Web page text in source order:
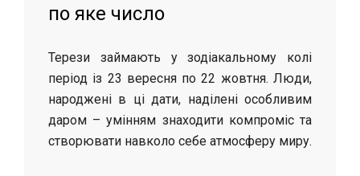
по яке число
Терези займають у зодіакальному колі
період із 23 вересня по 22 жовтня. Люди,
народжені в ці дати, наділені особливим
даром – умінням знаходити компроміс та
створювати навколо себе атмосферу миру.